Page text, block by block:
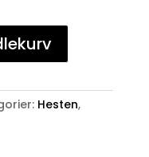
Hesten,